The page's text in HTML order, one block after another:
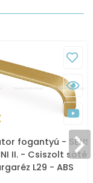
fogantyú -
II. - Csiszolt sötét
L29 - ABS